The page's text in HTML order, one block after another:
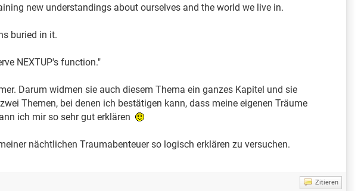
new understandings about ourselves and the world we live in.
buried in it.
NEXTUP's function."
Darum widmen sie auch diesem Thema ein ganzes Kapitel und sie
Themen, bei denen ich bestätigen kann, dass meine eigenen Träume
ich mir so sehr gut erklären
nächtlichen Traumabenteuer so logisch erklären zu versuchen.
Zitieren